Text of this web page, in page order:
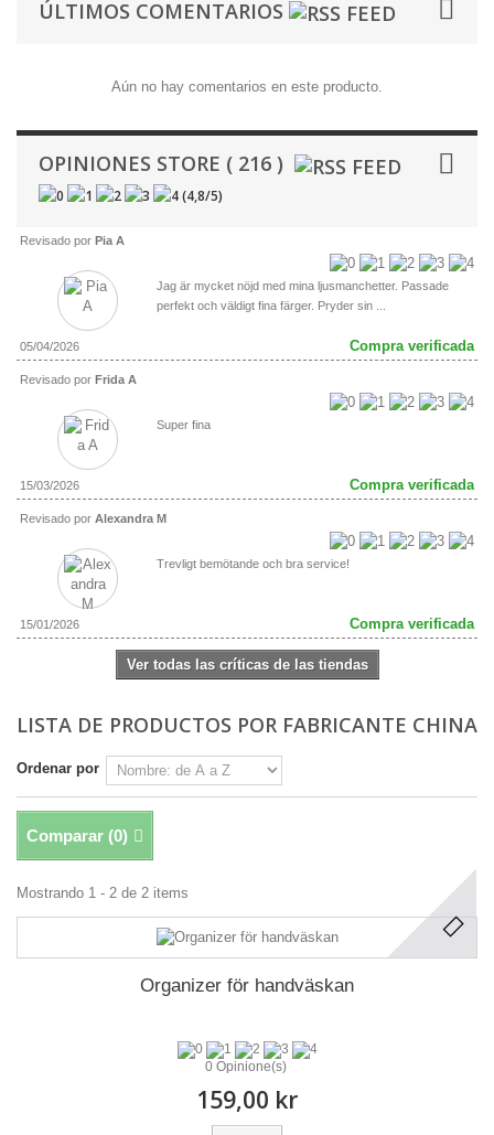
ÚLTIMOS COMENTARIOS
Aún no hay comentarios en este producto.
OPINIONES STORE ( 216 )
(4,8/5)
Revisado por Pia A
Jag är mycket nöjd med mina ljusmanchetter. Passade
perfekt och väldigt fina färger. Pryder sin ...
05/04/2026 Compra verificada
Revisado por Frida A
Super fina
15/03/2026 Compra verificada
Revisado por Alexandra M
Trevligt bemötande och bra service!
15/01/2026 Compra verificada
Ver todas las críticas de las tiendas
LISTA DE PRODUCTOS POR FABRICANTE CHINA
Ordenar por
Comparar (0)
Mostrando 1 - 2 de 2 items
Organizer för handväskan
0 Opinione(s)
159,00 kr